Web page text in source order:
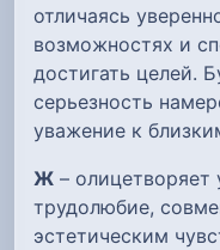
отличаясь
возможностях и
достигать целей.
серьезность
уважение к
Ж – олицетворяет
трудолюбие,
эстетическим